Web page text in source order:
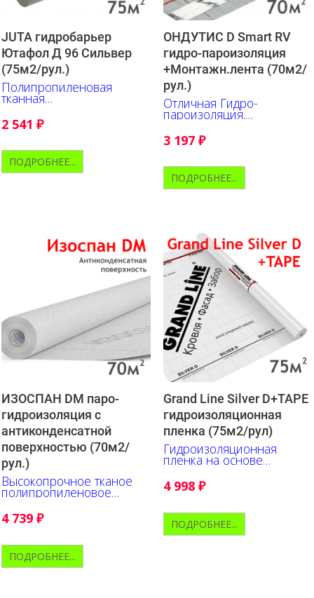
JUTA гидробарьер
Ютафол Д 96 Сильвер
(75м2/рул.)
Полипропиленовая
тканная
пленка для скатной
кровли
2 541 ₽
ПОДРОБНЕЕ...
ОНДУТИС D Smart RV
гидро-пароизоляция
+Монтажн.лента (70м2/
рул.)
Отличная Гидро-
пароизоляция.
Исключительно прочна и
удобна в работе.
Нанесена разметка.
3 197 ₽
ПОДРОБНЕЕ...
ИЗОСПАН DM паро-
гидроизоляция c
антиконденсатной
поверхностью (70м2/
рул.)
Высокопрочное тканое
полипропиленовое
полотно с
антиконденсатной
поверхностью
4 739 ₽
ПОДРОБНЕЕ...
Grand Line Silver D+TAPE
гидроизоляционная
пленка (75м2/рул)
Гидроизоляционная
пленка на основе
полипропиленового
полотна
4 998 ₽
ПОДРОБНЕЕ...